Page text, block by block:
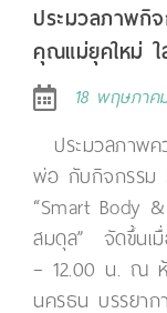
ประมวลภาพกิ
คุณแม่ยุคใหม่
18 พฤษภาค
ประมวลภาพ
พ่อ กับกิจกรรม
“Smart Body
สมดุล” จัดขึ้นเ
– 12.00 น. ณ
นครธน บรรยา